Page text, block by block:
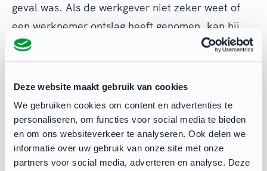
Deze website maakt gebruik van cookies
We gebruiken cookies om content en advertenties te
personaliseren, om functies voor social media te bieden
en om ons websiteverkeer te analyseren. Ook delen we
informatie over uw gebruik van onze site met onze
partners voor social media, adverteren en analyse. Deze
geval was. Als de werkgever niet zeker weet of
een werknemer ontslag heeft genomen, kan hij
ook navragen of de werknemer echt ontslag wil
nemen. Soms moet een werkgever dan ook nog
de werknemer wijzen op de eventuele gevolgen
van zijn vrijwillig ontslag, zoals hierboven
benoemd.
Waarom het statement niet telt als ontslagname